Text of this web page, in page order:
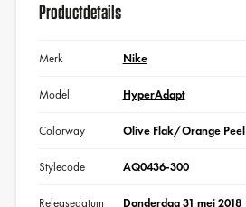
Productdetails
Merk Nike
Model HyperAdapt
Colorway Olive Flak/Orange Peel
Stylecode AQ0436-300
Releasedatum Donderdag 31 mei 2018